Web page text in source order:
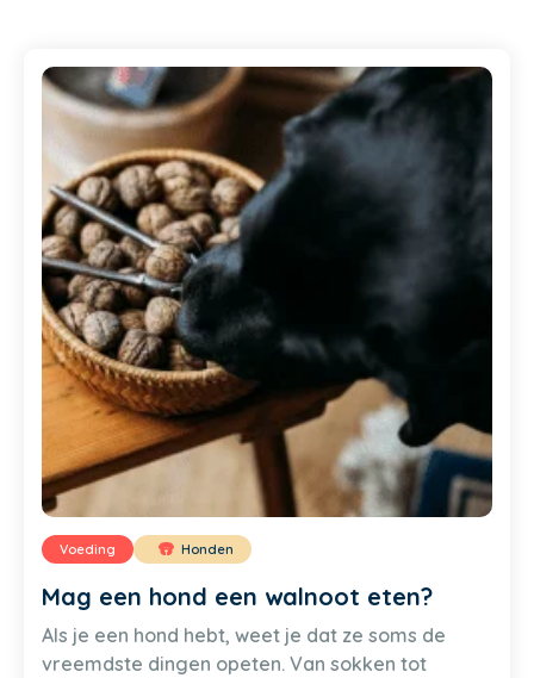
Voeding Honden
Mag een hond een walnoot eten?
Als je een hond hebt, weet je dat ze soms de
vreemdste dingen opeten. Van sokken tot